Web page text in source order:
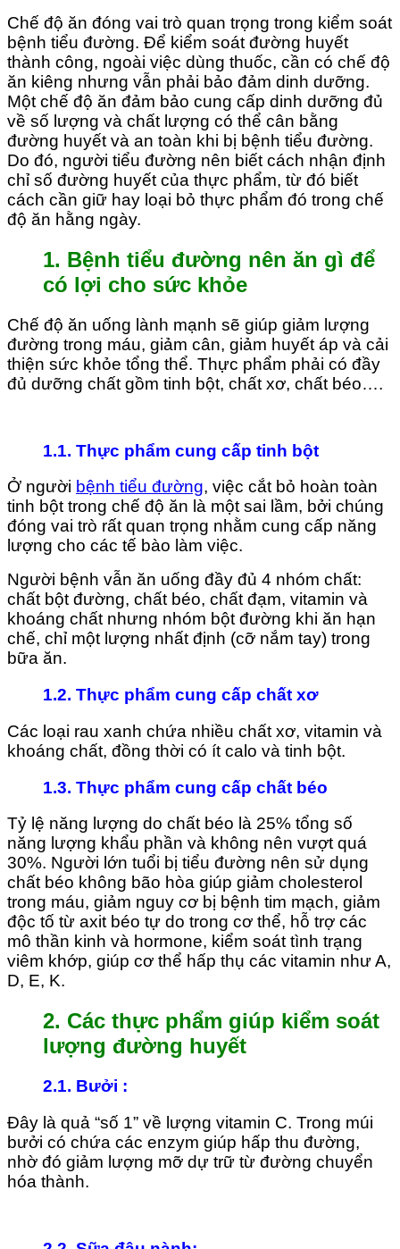
Chế độ ăn đóng vai trò quan trọng trong kiểm soát
bệnh tiểu đường. Để kiểm soát đường huyết
thành công, ngoài việc dùng thuốc, cần có chế độ
ăn kiêng nhưng vẫn phải bảo đảm dinh dưỡng.
Một chế độ ăn đảm bảo cung cấp dinh dưỡng đủ
về số lượng và chất lượng có thể cân bằng
đường huyết và an toàn khi bị bệnh tiểu đường.
Do đó, người tiểu đường nên biết cách nhận định
chỉ số đường huyết của thực phẩm, từ đó biết
cách cần giữ hay loại bỏ thực phẩm đó trong chế
độ ăn hằng ngày.
1. Bệnh tiểu đường nên ăn gì để
có lợi cho sức khỏe
Chế độ ăn uống lành mạnh sẽ giúp giảm lượng
đường trong máu, giảm cân, giảm huyết áp và cải
thiện sức khỏe tổng thể. Thực phẩm phải có đầy
đủ dưỡng chất gồm tinh bột, chất xơ, chất béo….
1.1. Thực phẩm cung cấp tinh bột
Ở người bệnh tiểu đường, việc cắt bỏ hoàn toàn
tinh bột trong chế độ ăn là một sai lầm, bởi chúng
đóng vai trò rất quan trọng nhằm cung cấp năng
lượng cho các tế bào làm việc.
Người bệnh vẫn ăn uống đầy đủ 4 nhóm chất:
chất bột đường, chất béo, chất đạm, vitamin và
khoáng chất nhưng nhóm bột đường khi ăn hạn
chế, chỉ một lượng nhất định (cỡ nắm tay) trong
bữa ăn.
1.2. Thực phẩm cung cấp chất xơ
Các loại rau xanh chứa nhiều chất xơ, vitamin và
khoáng chất, đồng thời có ít calo và tinh bột.
1.3. Thực phẩm cung cấp chất béo
Tỷ lệ năng lượng do chất béo là 25% tổng số
năng lượng khẩu phần và không nên vượt quá
30%. Người lớn tuổi bị tiểu đường nên sử dụng
chất béo không bão hòa giúp giảm cholesterol
trong máu, giảm nguy cơ bị bệnh tim mạch, giảm
độc tố từ axit béo tự do trong cơ thể, hỗ trợ các
mô thần kinh và hormone, kiểm soát tình trạng
viêm khớp, giúp cơ thể hấp thụ các vitamin như A,
D, E, K.
2. Các thực phẩm giúp kiểm soát
lượng đường huyết
2.1. Bưởi :
Đây là quả “số 1” về lượng vitamin C. Trong múi
bưởi có chứa các enzym giúp hấp thu đường,
nhờ đó giảm lượng mỡ dự trữ từ đường chuyển
hóa thành.